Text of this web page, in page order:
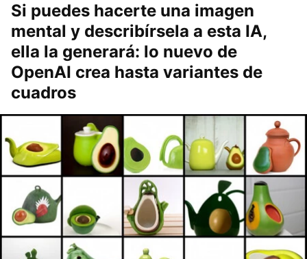
Si puedes hacerte una imagen
mental y describírsela a esta IA,
ella la generará: lo nuevo de
OpenAI crea hasta variantes de
cuadros